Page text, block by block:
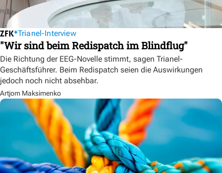
Trianel-Interview
"Wir sind beim Redispatch im Blindflug"
Die Richtung der EEG-Novelle stimmt, sagen Trianel-
Geschäftsführer. Beim Redispatch seien die Auswirkungen
jedoch noch nicht absehbar.
Artjom Maksimenko